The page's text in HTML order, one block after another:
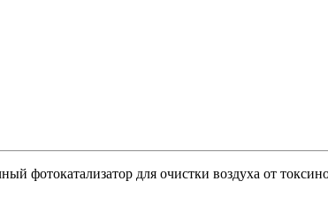
фотокатализатор для очистки воздуха от